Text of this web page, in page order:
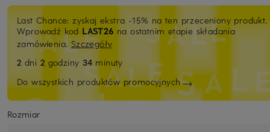
Last Chance: zyskaj ekstra -15% na ten przeceniony produkt.
Wprowadź kod LAST26 na ostatnim etapie składania
zamówienia. Szczegóły
2 dni 2 godziny 34 minuty
Do wszystkich produktów promocyjnych
Rozmiar